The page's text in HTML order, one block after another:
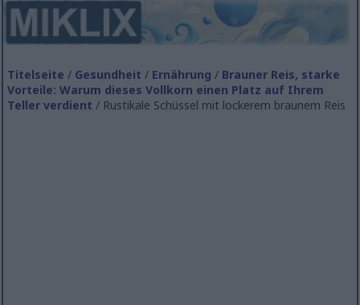
Titelseite / Gesundheit / Ernährung / Brauner Reis, starke
Vorteile: Warum dieses Vollkorn einen Platz auf Ihrem
Teller verdient / Rustikale Schüssel mit lockerem braunem Reis